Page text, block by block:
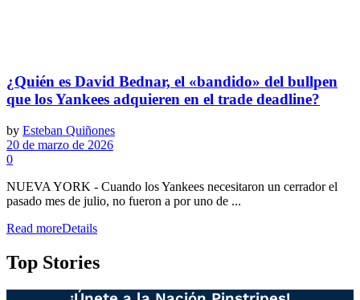
¿Quién es David Bednar, el «bandido» del bullpen
que los Yankees adquieren en el trade deadline?
by Esteban Quiñones
20 de marzo de 2026
0
NUEVA YORK - Cuando los Yankees necesitaron un cerrador el
pasado mes de julio, no fueron a por uno de ...
Read moreDetails
Top Stories